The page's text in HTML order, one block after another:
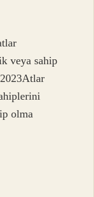
veya sahip
olma